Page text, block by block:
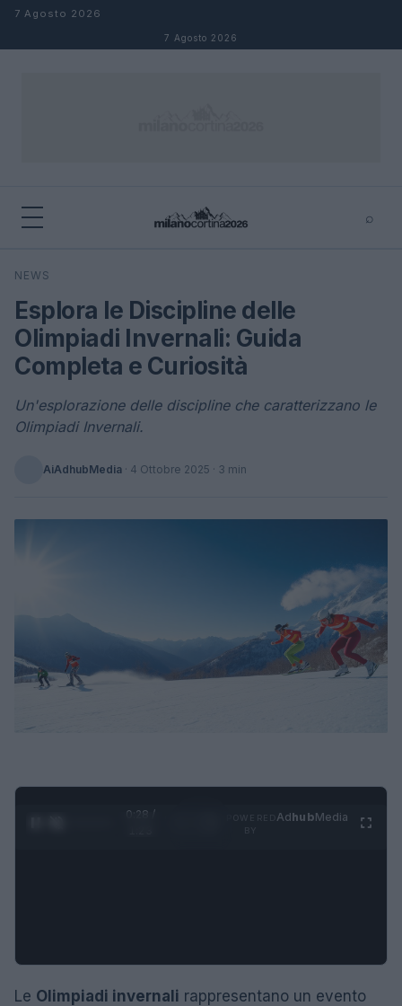
Salta al contenuto
7 Agosto 2026
7 Agosto 2026
⌕
Cerca
NEWS
Esplora le Discipline delle
Olimpiadi Invernali: Guida
Completa e Curiosità
Un'esplorazione delle discipline che caratterizzano le
Olimpiadi Invernali.
AiAdhubMedia · 4 Ottobre 2025 · 3 min
0:29 /
AdhubMedia
Le Olimpiadi invernali rappresentano un evento